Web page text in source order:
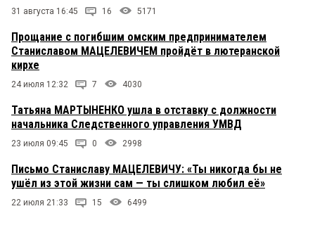
31 августа 16:45 16 5171
Прощание с погибшим омским предпринимателем
Станиславом МАЦЕЛЕВИЧЕМ пройдёт в лютеранской
кирхе
24 июля 12:32 7 4030
Татьяна МАРТЫНЕНКО ушла в отставку с должности
начальника Следственного управления УМВД
23 июля 09:45 0 2998
Письмо Станиславу МАЦЕЛЕВИЧУ: «Ты никогда бы не
ушёл из этой жизни сам — ты слишком любил её»
22 июля 21:33 15 6499